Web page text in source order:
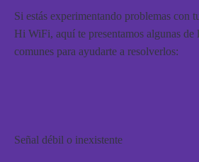
Si estás experimentando problemas con
Hi WiFi, aquí te presentamos algunas de
comunes para ayudarte a resolverlos:
Señal débil o inexistente